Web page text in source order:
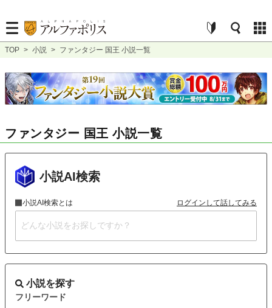
TOP > 小説 > ファンタジー 国王 小説一覧
ファンタジー 国王 小説一覧
小説AI検索
小説AI検索とは ログインして話してみる
小説を探す
フリーワード